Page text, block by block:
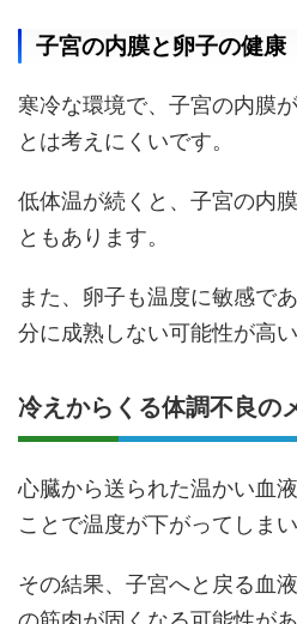
子宮の内膜と卵子の健康
寒冷な環境で、子宮の内膜
とは考えにくいです。
低体温が続くと、子宮の内
ともあります。
また、卵子も温度に敏感で
分に成熟しない可能性が高い
冷えからくる体調不良の
心臓から送られた温かい血
ことで温度が下がってしまい
その結果、子宮へと戻る血